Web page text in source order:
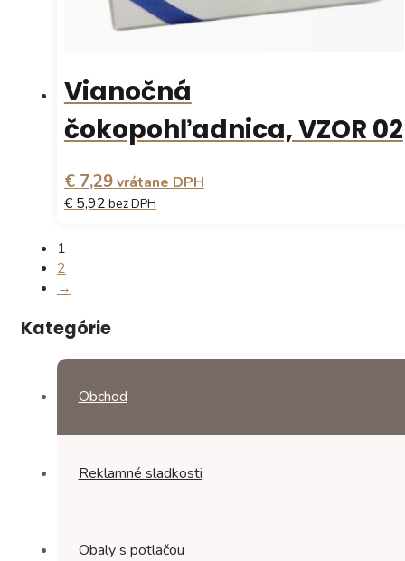
Vianočná
čokopohľadnica, VZOR 02
€ 7,29vrátane DPH
€ 5,92 bez DPH
1
2
→
Kategórie
Obchod
Reklamné sladkosti
Obaly s potlačou